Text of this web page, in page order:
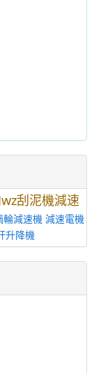
刮泥機減速
輪減速機 減速電機
升降機